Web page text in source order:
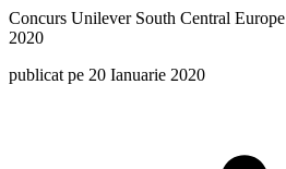
Concurs Unilever South Central Europe
2020
publicat pe 20 Ianuarie 2020